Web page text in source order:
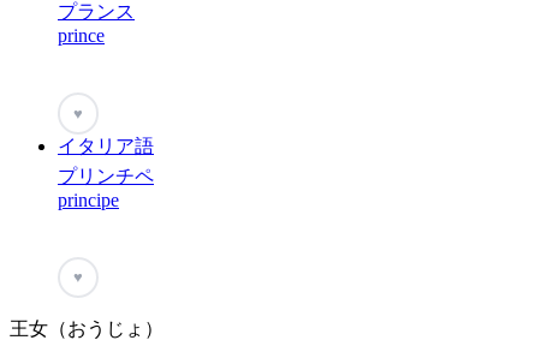
プランス
prince
♥
イタリア語
プリンチペ
principe
♥
王女（おうじょ）